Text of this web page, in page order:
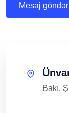
mesaj göndər
Bakı,